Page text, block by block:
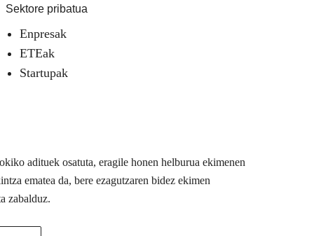
Sektore pribatua
Enpresak
ETEak
Startupak
adituek osatuta, eragile honen helburua ekimenen
ematea da, bere ezagutzaren bidez ekimen
zabalduz.